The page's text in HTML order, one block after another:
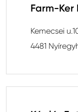
Farm-Ker
Kemecsei
4481